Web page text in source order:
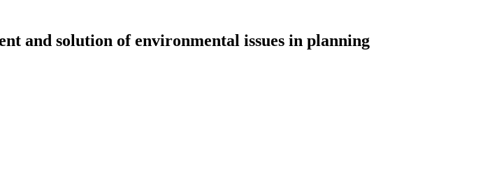
and solution of environmental issues in planning